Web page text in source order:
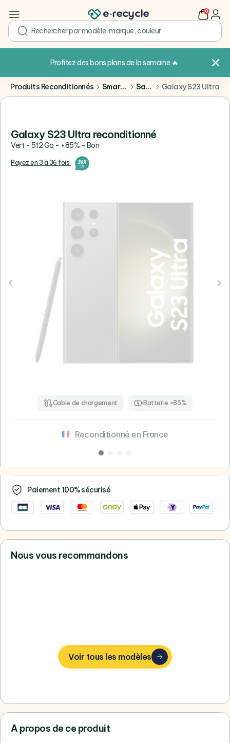
search
0 user
Profitez des bons plans de la semaine 🔥
Produits Reconditionnés Smartphones Samsung Galaxy S23 Ultra
Galaxy S23 Ultra reconditionné
Vert - 512 Go - +85% - Bon
Payez en 3 à 36 fois
Cable de chargement Batterie >85%
Reconditionné en France
Paiement 100% sécurisé
Nous vous recommandons
Voir tous les modèles
A propos de ce produit